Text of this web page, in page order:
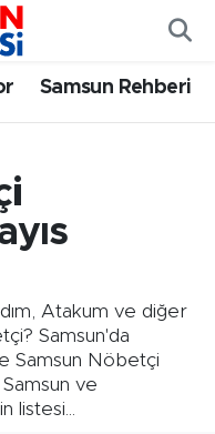
Samsun Rehberi
Atakum ve diğer
Samsun'da
Samsun Nöbetçi
ve
ve Fikstür